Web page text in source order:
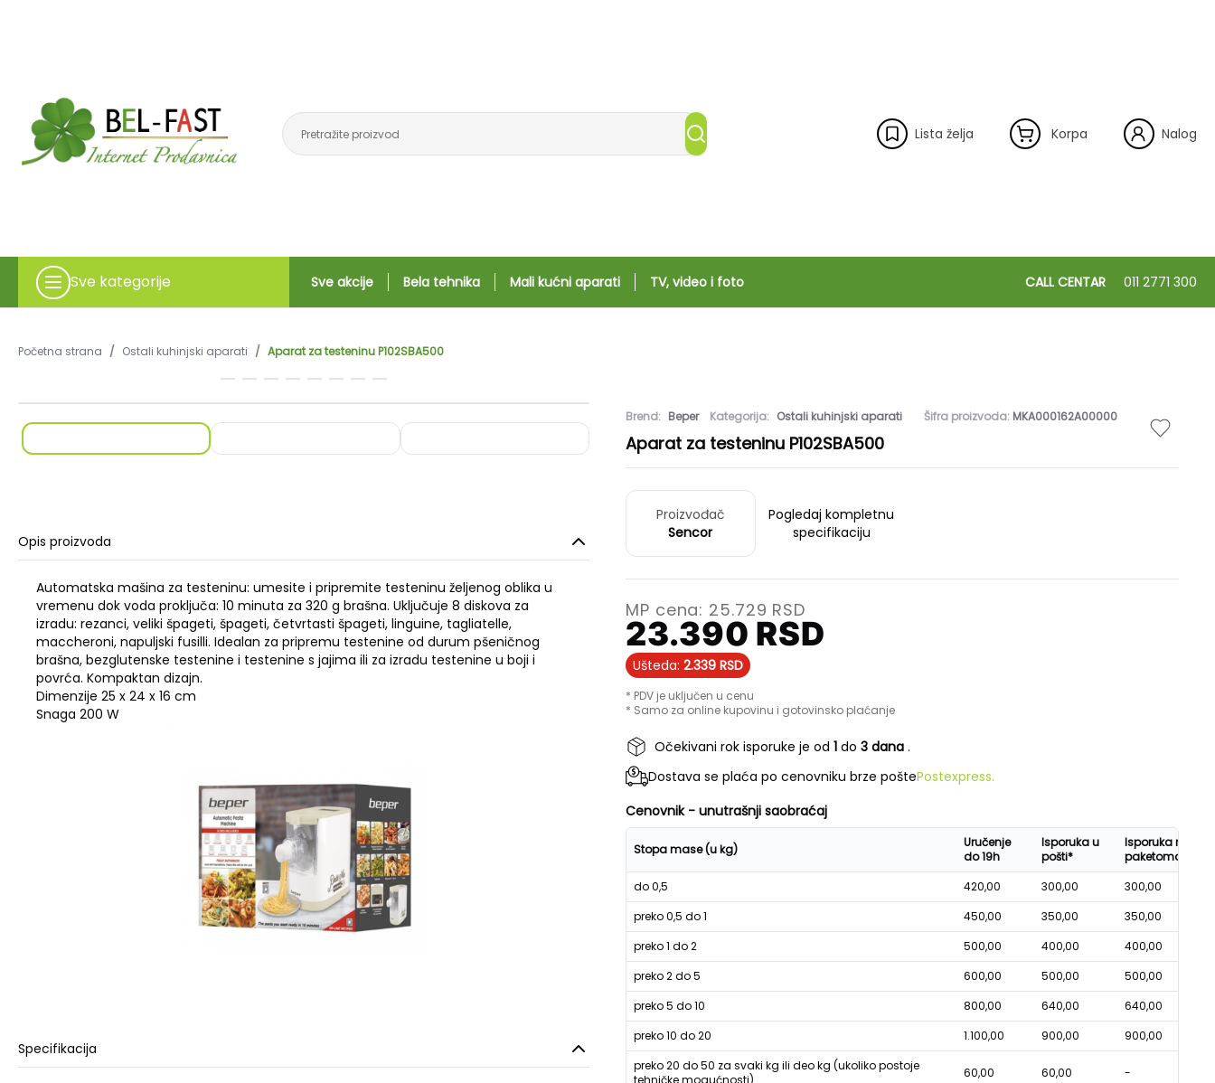
Lista želja Korpa Nalog
Sve kategorije Sve akcije Bela tehnika Mali kućni aparati TV, video i foto CALL CENTAR 011 2771 300
Početna strana / Ostali kuhinjski aparati / Aparat za testeninu P102SBA500
Opis proizvoda
Automatska mašina za testeninu: umesite i pripremite testeninu željenog oblika u
vremenu dok voda proključa: 10 minuta za 320 g brašna. Uključuje 8 diskova za
izradu: rezanci, veliki špageti, špageti, četvrtasti špageti, linguine, tagliatelle,
maccheroni, napuljski fusilli. Idealan za pripremu testenine od durum pšeničnog
brašna, bezglutenske testenine i testenine s jajima ili za izradu testenine u boji i
povrća. Kompaktan dizajn.
Dimenzije 25 x 24 x 16 cm
Snaga 200 W
Specifikacija
Brend: Beper Kategorija: Ostali kuhinjski aparati Šifra proizvoda: MKA000162A00000
Aparat za testeninu P102SBA500
Proizvođač
Sencor
Pogledaj kompletnu
specifikaciju
MP cena: 25.729 RSD
23.390 RSD
Ušteda: 2.339 RSD
* PDV je uključen u cenu
* Samo za online kupovinu i gotovinsko plaćanje
Očekivani rok isporuke je od 1 do 3 dana .
Dostava se plaća po cenovniku brze poštePostexpress.
Cenovnik - unutrašnji saobraćaj
Stopa mase (u kg)
Uručenje
do 19h
Isporuka u
pošti*
Isporuka na
paketomatu*
do 0,5
420,00 300,00
300,00
preko 0,5 do 1
450,00 350,00
350,00
preko 1 do 2
500,00 400,00
400,00
preko 2 do 5
600,00 500,00
500,00
preko 5 do 10
800,00 640,00
640,00
preko 10 do 20
1.100,00 900,00
900,00
preko 20 do 50 za svaki kg ili deo kg (ukoliko postoje
60,00 60,00 -